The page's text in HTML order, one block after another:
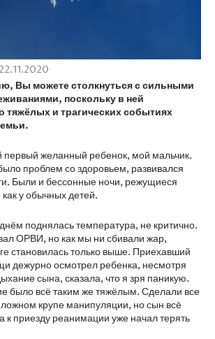
Вы можете столкнуться с сильными
поскольку в ней
тяжёлых и трагических событиях
желанный ребенок, мой мальчик.
проблем со здоровьем, развивался
Были и бессонные ночи, режущиеся
у обычных детей.
поднялась температура, не критично.
ОРВИ, но как мы ни сбивали жар,
становилась только выше. Приехавший
дежурно осмотрел ребенка, несмотря
сына, сказала, что я зря паникую.
было всё таким же тяжёлым. Сделали все
крупе манипуляции, но сын всё
к приезду реанимации уже начал терять